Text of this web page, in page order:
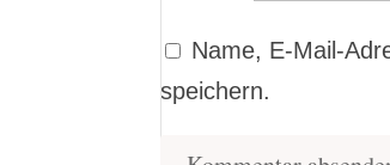
Name, E-Mail-
speichern.